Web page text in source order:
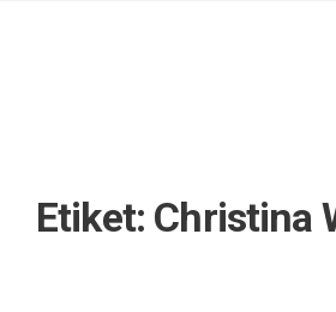
Etiket: Christina